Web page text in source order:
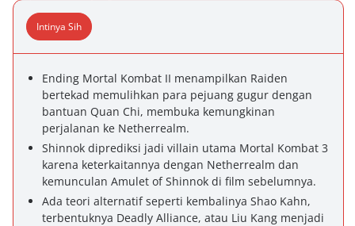
Intinya Sih
Ending Mortal Kombat II menampilkan Raiden
bertekad memulihkan para pejuang gugur dengan
bantuan Quan Chi, membuka kemungkinan
perjalanan ke Netherrealm.
Shinnok diprediksi jadi villain utama Mortal Kombat 3
karena keterkaitannya dengan Netherrealm dan
kemunculan Amulet of Shinnok di film sebelumnya.
Ada teori alternatif seperti kembalinya Shao Kahn,
terbentuknya Deadly Alliance, atau Liu Kang menjadi